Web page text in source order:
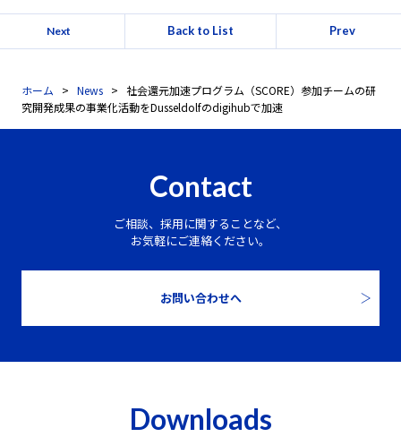
Next Back to List Prev
ホーム News
社会還元加速プログラム（SCORE）参加チームの研
究開発成果の事業化活動をDusseldolfのdigihubで加速
Contact
ご相談、採用に関することなど、
お気軽にご連絡ください。
お問い合わせへ
Downloads